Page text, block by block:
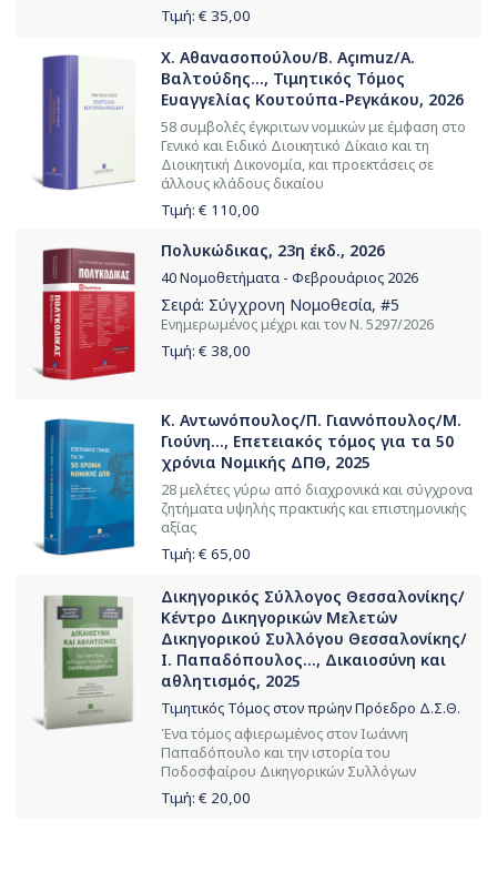
Τιμή: € 35,00
Χ. Αθανασοπούλου/B. Açımuz/Α.
Βαλτούδης..., Τιμητικός Τόμος
Ευαγγελίας Κουτούπα-Ρεγκάκου, 2026
58 συμβολές έγκριτων νομικών με έμφαση στο
Γενικό και Ειδικό Διοικητικό Δίκαιο και τη
Διοικητική Δικονομία, και προεκτάσεις σε
άλλους κλάδους δικαίου
Τιμή: € 110,00
Πολυκώδικας, 23η έκδ., 2026
40 Νομοθετήματα - Φεβρουάριος 2026
Σειρά: Σύγχρονη Νομοθεσία, #5
Ενημερωμένος μέχρι και τον Ν. 5297/2026
Τιμή: € 38,00
Κ. Αντωνόπουλος/Π. Γιαννόπουλος/Μ.
Γιούνη..., Επετειακός τόμος για τα 50
χρόνια Νομικής ΔΠΘ, 2025
28 μελέτες γύρω από διαχρονικά και σύγχρονα
ζητήματα υψηλής πρακτικής και επιστημονικής
αξίας
Τιμή: € 65,00
Δικηγορικός Σύλλογος Θεσσαλονίκης/
Κέντρο Δικηγορικών Μελετών
Δικηγορικού Συλλόγου Θεσσαλονίκης/
Ι. Παπαδόπουλος..., Δικαιοσύνη και
αθλητισμός, 2025
Τιμητικός Τόμος στον πρώην Πρόεδρο Δ.Σ.Θ.
Ένα τόμος αφιερωμένος στον Ιωάννη
Παπαδόπουλο και την ιστορία του
Ποδοσφαίρου Δικηγορικών Συλλόγων
Τιμή: € 20,00